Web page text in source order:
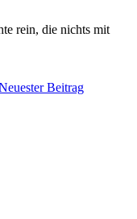
rein, die nichts mit
Beitrag